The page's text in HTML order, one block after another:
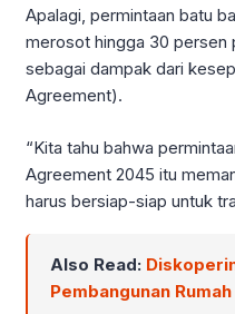
Apalagi, permintaan batu
merosot hingga 30 persen
sebagai dampak dari
Agreement).
“Kita tahu bahwa
Agreement 2045 itu
harus bersiap-siap untuk
Also Read:
Pembangunan